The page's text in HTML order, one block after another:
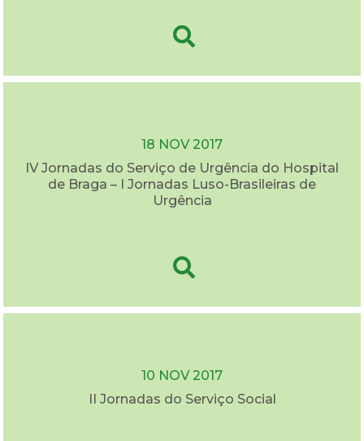
18 NOV 2017
IV Jornadas do Serviço de Urgência do Hospital
de Braga – I Jornadas Luso-Brasileiras de
Urgência
10 NOV 2017
II Jornadas do Serviço Social